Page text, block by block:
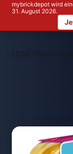
mybrickdepot wird
31. August 2026.
LEGO Themen >